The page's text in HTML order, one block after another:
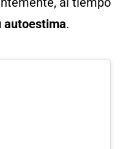
autoestima.